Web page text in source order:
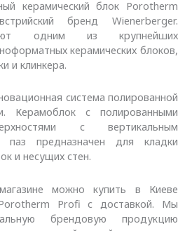
керамический блок Porotherm
бренд Wienerberger.
одним из крупнейших
керамических блоков,
и клинкера.
система полированной
Керамоблок с полированными
с вертикальным
предназначен для кладки
и несущих стен.
можно купить в Киеве
Profi с доставкой. Мы
брендовую продукцию